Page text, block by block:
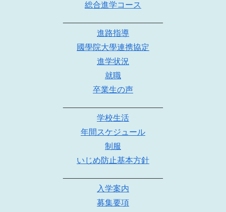
総合進学コース
進路指導
國學院大學連携協定
進学状況
就職
卒業生の声
学校生活
年間スケジュール
制服
いじめ防止基本方針
入学案内
募集要項